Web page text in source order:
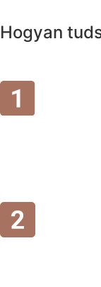
Hogyan